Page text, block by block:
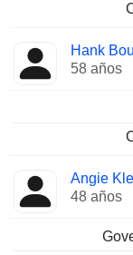
Hank
58 años
Angie
48 años